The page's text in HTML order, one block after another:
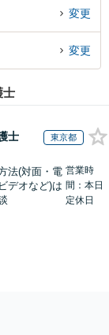
詐欺被害を法律相談
の相談者さんにおす
変更
変更
士
士 東京都
法(対面・電
デオなど)は
営業時
間：本日
定休日